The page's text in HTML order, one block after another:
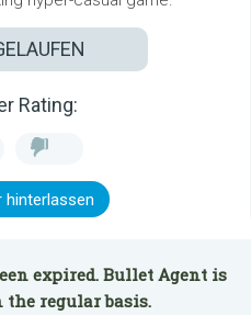
Rating:
hinterlassen
expired. Bullet Agent is
regular basis.